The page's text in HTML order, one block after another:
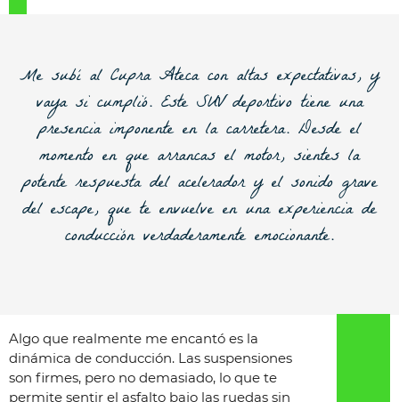
Me subí al Cupra Ateca con altas expectativas, y
vaya si cumplió. Este SUV deportivo tiene una
presencia imponente en la carretera. Desde el
momento en que arrancas el motor, sientes la
potente respuesta del acelerador y el sonido grave
del escape, que te envuelve en una experiencia de
conducción verdaderamente emocionante.
Algo que realmente me encantó es la
dinámica de conducción. Las suspensiones
son firmes, pero no demasiado, lo que te
permite sentir el asfalto bajo las ruedas sin